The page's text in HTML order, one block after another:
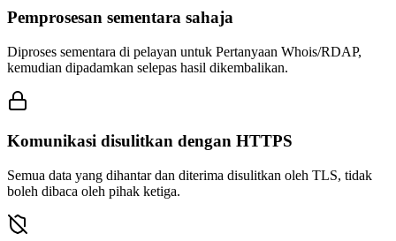
Pemprosesan sementara sahaja
Diproses sementara di pelayan untuk Pertanyaan Whois/RDAP,
kemudian dipadamkan selepas hasil dikembalikan.
Komunikasi disulitkan dengan HTTPS
Semua data yang dihantar dan diterima disulitkan oleh TLS, tidak
boleh dibaca oleh pihak ketiga.